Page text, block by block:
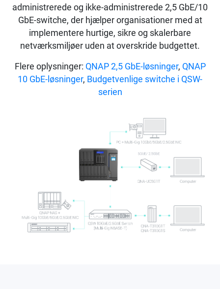
administrerede og ikke-administrerede 2,5 GbE/10
GbE-switche, der hjælper organisationer med at
implementere hurtige, sikre og skalerbare
netværksmiljøer uden at overskride budgettet.
Flere oplysninger: QNAP 2,5 GbE-løsninger, QNAP
10 GbE-løsninger, Budgetvenlige switche i QSW-
serien